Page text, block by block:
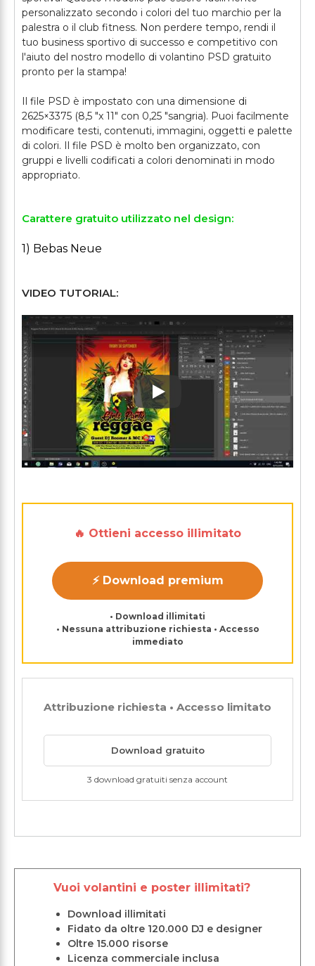
personalizzato secondo i colori del tuo marchio per la
palestra o il club fitness. Non perdere tempo, rendi il
tuo business sportivo di successo e competitivo con
l'aiuto del nostro modello di volantino PSD gratuito
pronto per la stampa!
Il file PSD è impostato con una dimensione di
2625×3375 (8,5 "x 11" con 0,25 "sangria). Puoi facilmente
modificare testi, contenuti, immagini, oggetti e palette
di colori. Il file PSD è molto ben organizzato, con
gruppi e livelli codificati a colori denominati in modo
Carattere gratuito utilizzato nel design:
1) Bebas Neue
VIDEO TUTORIAL:
Play: Keynote (Google I/O
🔥 Ottieni accesso illimitato
⚡ Download premium
• Download illimitati
• Nessuna attribuzione richiesta • Accesso
immediato
Attribuzione richiesta • Accesso limitato
Download gratuito
3 download gratuiti senza account
Vuoi volantini e poster illimitati?
Download illimitati
Fidato da oltre 120.000 DJ e designer
Oltre 15.000 risorse
Licenza commerciale inclusa